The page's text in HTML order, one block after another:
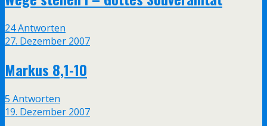
24 Antworten
27. Dezember 2007
Markus 8,1-10
5 Antworten
19. Dezember 2007